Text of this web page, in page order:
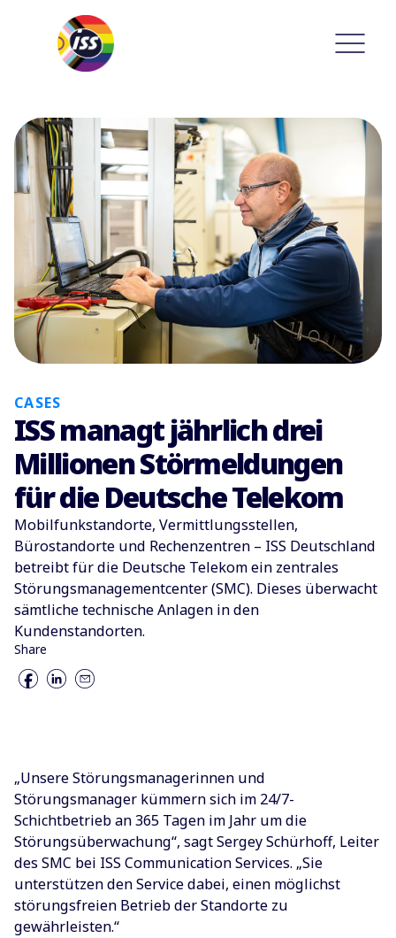
CASES
ISS managt jährlich drei
Millionen Störmeldungen
für die Deutsche Telekom
Mobilfunkstandorte, Vermittlungsstellen,
Bürostandorte und Rechenzentren – ISS Deutschland
betreibt für die Deutsche Telekom ein zentrales
Störungsmanagementcenter (SMC). Dieses überwacht
sämtliche technische Anlagen in den
Kundenstandorten.
Share
„Unsere Störungsmanagerinnen und
Störungsmanager kümmern sich im 24/7-
Schichtbetrieb an 365 Tagen im Jahr um die
Störungsüberwachung“, sagt Sergey Schürhoff, Leiter
des SMC bei ISS Communication Services. „Sie
unterstützen den Service dabei, einen möglichst
störungsfreien Betrieb der Standorte zu
gewährleisten.“